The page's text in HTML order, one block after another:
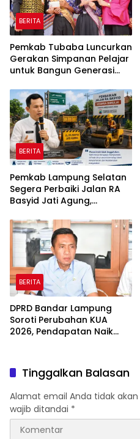
BERITA
Pemkab Tubaba Luncurkan
Gerakan Simpanan Pelajar
untuk Bangun Generasi
BERITA
Pemkab Lampung Selatan
Segera Perbaiki Jalan RA
Basyid Jati Agung,
Disiapkan
BERITA
DPRD Bandar Lampung
Soroti Perubahan KUA
2026, Pendapatan Naik
Tinggalkan Balasan
Alamat email Anda tidak akan
wajib ditandai *